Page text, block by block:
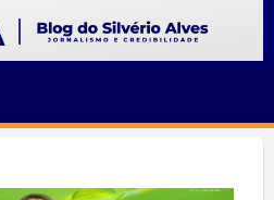
SILVERIO
ALVES